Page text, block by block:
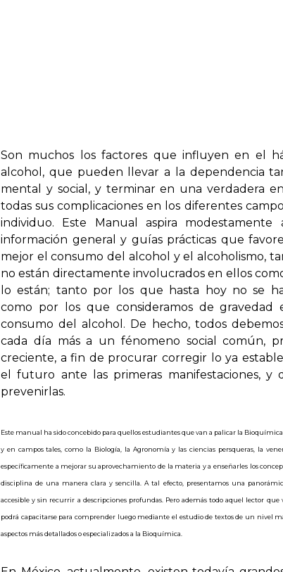
Son muchos los factores que influyen en el
alcohol, que pueden llevar a la dependencia
mental y social, y terminar en una verdadera
todas sus complicaciones en los diferentes
individuo. Este Manual aspira modestamente
información general y guías prácticas que
mejor el consumo del alcohol y el alcoholismo,
no están directamente involucrados en ellos
lo están; tanto por los que hasta hoy no se
como por los que consideramos de gravedad
consumo del alcohol. De hecho, todos
cada día más a un fénomeno social común,
creciente, a fin de procurar corregir lo ya
el futuro ante las primeras manifestaciones, y
prevenirlas.
Este manual ha sido concebido para quellos estudiantes que van a palicar la
y en campos tales, como la Biología, la Agronomía y las ciencias persqueras, la
específicamente a mejorar su aprovechamiento de la materia y a enseñarles los
disciplina de una manera clara y sencilla. A tal efecto, presentamos una
accesible y sin recurrir a descripciones profundas. Pero además todo aquel lector que
podrá capacitarse para comprender luego mediante el estudio de textos de un nivel
aspectos más detallados o especializados a la Bioquímica.